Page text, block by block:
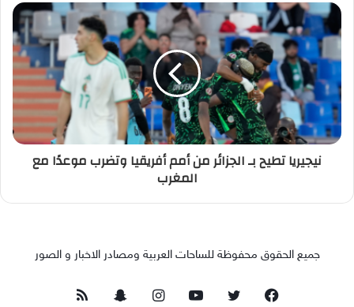
نيجيريا تطيح بـ الجزائر من أمم أفريقيا وتضرب موعدًا مع
المغرب
جميع الحقوق محفوظة للساحات العربية ومصادر الاخبار و الصور
فيسبوك تويتر يوتيوبانستقرامسناب ملخص